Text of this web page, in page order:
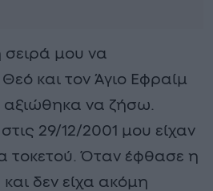
σειρά μου να
και τον Άγιο Εφραίμ
αξιώθηκα να ζήσω.
29/12/2001 μου είχαν
τοκετού. Όταν έφθασε η
δεν είχα ακόμη